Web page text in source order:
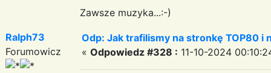
Zawsze muzyka...:-)
Ralph73
Forumowicz
Odp: Jak trafilismy na stronkę TOP80 i
« Odpowiedz #328 : 11-10-2024